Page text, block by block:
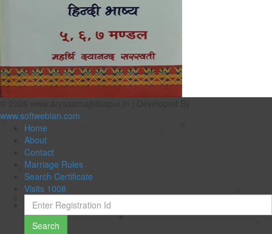
www.softwebian.com
Home
About
Contact
Marriage Rules
Search Certificate
Visits 1008
Search